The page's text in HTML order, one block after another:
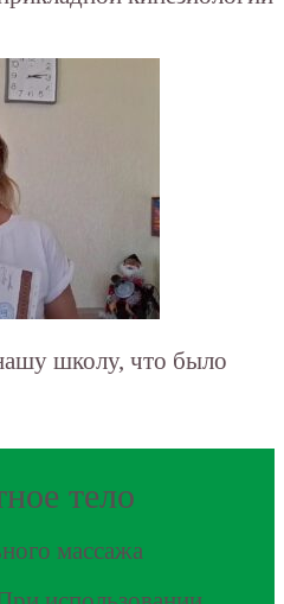
школу, что было
тело
массажа